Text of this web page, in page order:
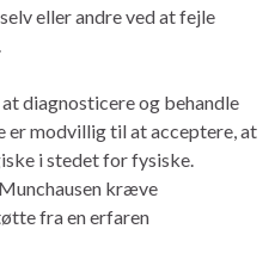
eller andre ved at fejle
diagnosticere og behandle
er modvillig til at acceptere, at
i stedet for fysiske.
kræve
fra en erfaren